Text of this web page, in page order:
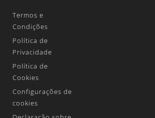
Termos e
Condições
Política de
Privacidade
Política de
Cookies
Configurações de
cookies